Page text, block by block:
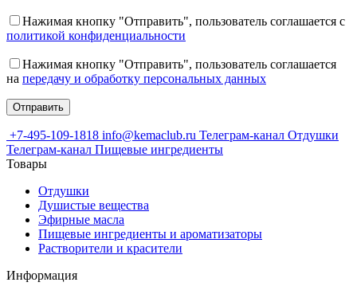
Нажимая кнопку "Отправить", пользователь соглашается с
политикой конфиденциальности
Нажимая кнопку "Отправить", пользователь соглашается
на передачу и обработку персональных данных
+7-495-109-1818 info@kemaclub.ru Телеграм-канал Отдушки
Телеграм-канал Пищевые ингредиенты
Товары
Отдушки
Душистые вещества
Эфирные масла
Пищевые ингредиенты и ароматизаторы
Растворители и красители
Информация